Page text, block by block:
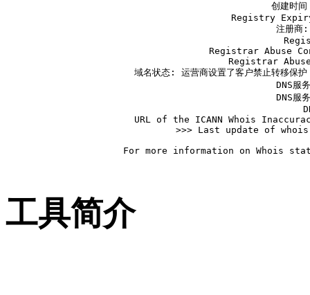
创建时
Registry
注册商
Registrar Abuse
Registrar
域名状态: 运营商设置了客户禁止转移
DNS服
DNS服
URL of the ICANN Whois
>>> Last update of whois
For more information on Whois
工具简介